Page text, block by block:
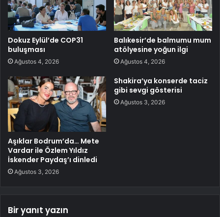
Dokuz Eylül’de COP31
buluşması
Ağustos 4, 2026
Balıkesir’de balmumu mum
atölyesine yoğun ilgi
Ağustos 4, 2026
Aşıklar Bodrum’da… Mete
Vardar ile Özlem Yıldız
İskender Paydaş’ı dinledi
Ağustos 3, 2026
Shakira’ya konserde taciz
gibi sevgi gösterisi
Ağustos 3, 2026
Bir yanıt yazın